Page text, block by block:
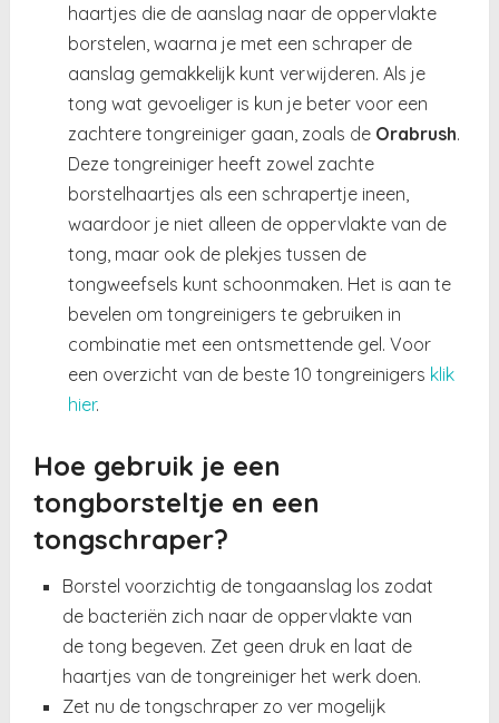
haartjes die de aanslag naar de oppervlakte
borstelen, waarna je met een schraper de
aanslag gemakkelijk kunt verwijderen. Als je
tong wat gevoeliger is kun je beter voor een
zachtere tongreiniger gaan, zoals de Orabrush.
Deze tongreiniger heeft zowel zachte
borstelhaartjes als een schrapertje ineen,
waardoor je niet alleen de oppervlakte van de
tong, maar ook de plekjes tussen de
tongweefsels kunt schoonmaken. Het is aan te
bevelen om tongreinigers te gebruiken in
combinatie met een ontsmettende gel. Voor
een overzicht van de beste 10 tongreinigers klik
hier.
Hoe gebruik je een
tongborsteltje en een
tongschraper?
Borstel voorzichtig de tongaanslag los zodat
de bacteriën zich naar de oppervlakte van
de tong begeven. Zet geen druk en laat de
haartjes van de tongreiniger het werk doen.
Zet nu de tongschraper zo ver mogelijk